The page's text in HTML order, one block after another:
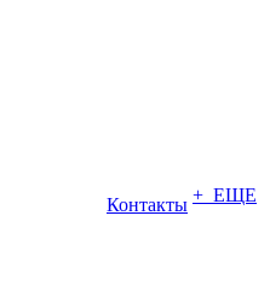
Контакты + ЕЩЕ